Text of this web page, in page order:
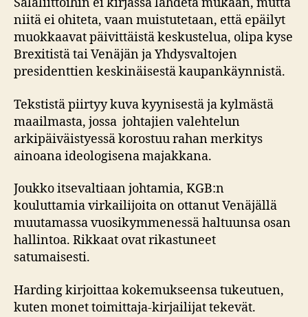
Salaliittoihin ei kirjassa lähdetä mukaan, mutta
niitä ei ohiteta, vaan muistutetaan, että epäilyt
muokkaavat päivittäistä keskustelua, olipa kyse
Brexitistä tai Venäjän ja Yhdysvaltojen
presidenttien keskinäisestä kaupankäynnistä.
Tekstistä piirtyy kuva kyynisestä ja kylmästä
maailmasta, jossa johtajien valehtelun
arkipäiväistyessä korostuu rahan merkitys
ainoana ideologisena majakkana.
Joukko itsevaltiaan johtamia, KGB:n
kouluttamia virkailijoita on ottanut Venäjällä
muutamassa vuosikymmenessä haltuunsa osan
hallintoa. Rikkaat ovat rikastuneet
satumaisesti.
Harding kirjoittaa kokemukseensa tukeutuen,
kuten monet toimittaja-kirjailijat tekevät.